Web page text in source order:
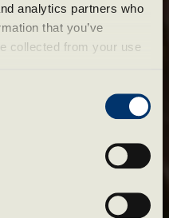
analytics partners who
that you’ve
collected from your use
Støtvig
Det er også en
og gode